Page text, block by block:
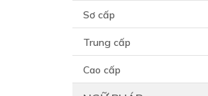
Sơ cấp
Trung cấp
Cao cấp